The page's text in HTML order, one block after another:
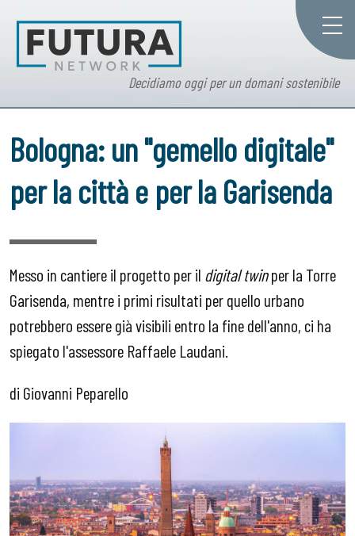
Decidiamo oggi per un domani sostenibile
Bologna: un "gemello digitale"
per la città e per la Garisenda
Messo in cantiere il progetto per il digital twinper la Torre
Garisenda, mentre i primi risultati per quello urbano
potrebbero essere già visibili entro la fine dell'anno, ci ha
spiegato l'assessore Raffaele Laudani.
di Giovanni Peparello